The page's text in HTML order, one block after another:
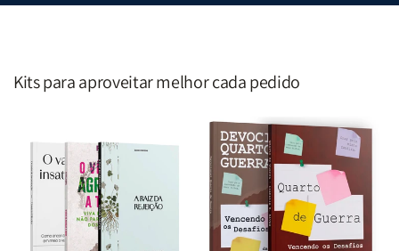
Kits para aproveitar melhor cada pedido